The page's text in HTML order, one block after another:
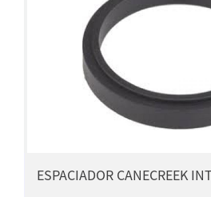
ESPACIADOR CANECREEK